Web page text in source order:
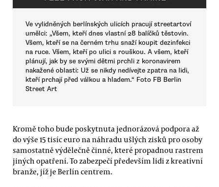
Ve vylidněných berlínských ulicích pracují streetartoví
umělci: „Všem, kteří dnes vlastní 28 balíčků těstovin.
Všem, kteří se na černém trhu snaží koupit dezinfekci
na ruce. Všem, kteří po ulici s rouškou. A všem, kteří
plánují, jak by se svými dětmi prchli z koronavirem
nakažené oblasti: Už se nikdy nedívejte zpatra na lidi,
kteří prchají před válkou a hladem.“ Foto FB Berlin
Street Art
Kromě toho bude poskytnuta jednorázová podpora až
do výše 15 tisíc euro na náhradu ušlých zisků pro osoby
samostatně výdělečně činné, které propadnou rastrem
jiných opatření. To zabezpečí především lidi z kreativní
branže, jíž je Berlín centrem.